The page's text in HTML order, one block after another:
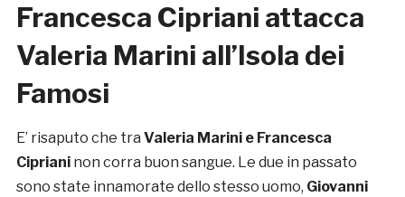
Francesca Cipriani attacca
Valeria Marini all’Isola dei
Famosi
E’ risaputo che tra Valeria Marini e Francesca
Cipriani non corra buon sangue. Le due in passato
sono state innamorate dello stesso uomo, Giovanni